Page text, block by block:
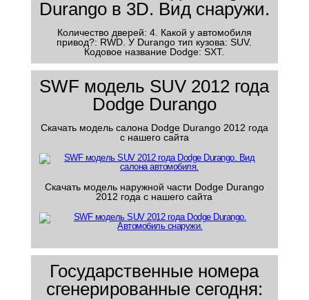
Количество дверей: 4. Какой у автомобиля
привод?: RWD. У Durango тип кузова: SUV.
Кодовое название Dodge: SXT.
SWF модель SUV 2012 года
Dodge Durango
Скачать модель салона Dodge Durango 2012 года
с нашего сайта
Скачать модель наружной части Dodge Durango
2012 года с нашего сайта
Государственные номера
сгенерированные сегодня: